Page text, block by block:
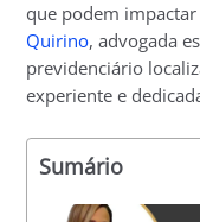
que podem impactar
Quirino, advogada
previdenciário
experiente e
Sumário